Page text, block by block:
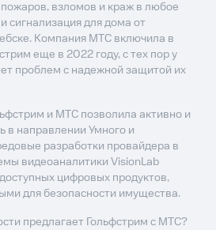
взломов и краж в любое
сигнализация для дома от
Компания МТС включила в
еще в 2022 году, с тех пор у
проблем с надежной защитой их
и МТС позволила активно и
в направлении Умного и
разработки провайдера в
видеоаналитики VisionLab
цифровых продуктов,
для безопасности имущества.
предлагает Гольфстрим с МТС?